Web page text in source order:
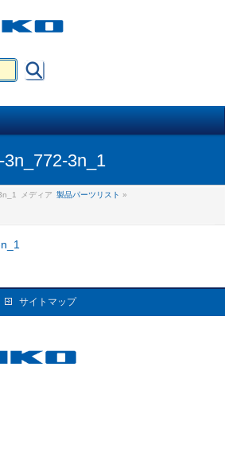
3n_1
メディア 製品パーツリスト »
サイトマップ